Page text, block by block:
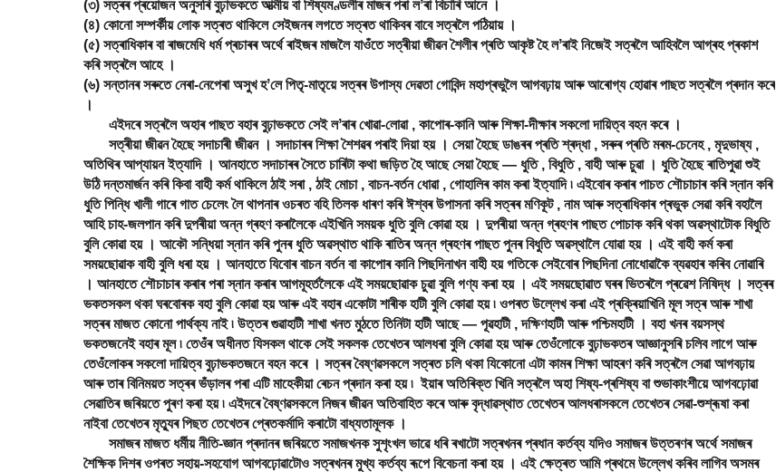
(৩) সত্ৰৰ প্ৰয়োজন অনুসৰি বুঢ়াভকতে আত্মীয় বা শিষ্যমণ্ডলীৰ মাজৰ পৰা লʼৰা বিচাৰি আনে ।
(৪) কোনো সম্পৰ্কীয় লোক সত্ৰত থাকিলে সেইজনৰ লগতে সত্ৰত থাকিবৰ বাবে সত্ৰলৈ পঠিয়ায় ।
(৫) সত্ৰাধিকাৰ বা ৰাজমেধি ধৰ্ম প্ৰচাৰৰ অৰ্থে ৰাইজৰ মাজলৈ যাওঁতে সত্ৰীয়া জীৱন শৈলীৰ প্ৰতি আকৃষ্ট হৈ লʼৰাই নিজেই সত্ৰলৈ আহিবলৈ আগ্ৰহ প্ৰকাশ
কৰি সত্ৰলৈ আহে ।
(৬) সন্তানৰ সৰুতে নেৰা-নেপেৰা অসুখ হʼলে পিতৃ-মাতৃয়ে সত্ৰৰ উপাস্য দেৱতা গোবিন্দ মহাপ্ৰভুলৈ আগবঢ়ায় আৰু আৰোগ্য হোৱাৰ পাছত সত্ৰলৈ প্ৰদান কৰে
।
এইদৰে সত্ৰলৈ অহাৰ পাছত বহাৰ বুঢ়াভকতে সেই লʼৰাৰ খোৱা-লোৱা , কাপোৰ-কানি আৰু শিক্ষা-দীক্ষাৰ সকলো দায়িত্ব বহন কৰে ।
সত্ৰীয়া জীৱন হৈছে সদাচাৰী জীৱন । সদাচাৰৰ শিক্ষা শৈশৱৰ পৰাই দিয়া হয় । সেয়া হৈছে ডাঙৰৰ প্ৰতি শ্ৰদ্ধা , সৰুৰ প্ৰতি মৰম-চেনেহ , মৃদুভাষ্য ,
অতিথিৰ আপ্যায়ন ইত্যাদি । আনহাতে সদাচাৰৰ সৈতে চাৰিটা কথা জড়িত হৈ আছে সেয়া হৈছে ― ধুতি , বিধুতি , বাহী আৰু চুৱা । ধুতি হৈছে ৰাতিপুৱা শুই
উঠি দন্তমাৰ্জন কৰি কিবা বাহী কৰ্ম থাকিলে ঠাই সৰা , ঠাই মোচা , বাচন-বৰ্তন ধোৱা , গোহালিৰ কাম কৰা ইত্যাদি ৷ এইবোৰ কৰাৰ পাচত শৌচাচাৰ কৰি স্নান কৰি
ধুতি পিন্ধি খালী গাৰে গাত চেলেং লৈ থাপনাৰ ওচৰত বহি তিলক ধাৰণ কৰি ঈশ্বৰ উপাসনা কৰি সত্ৰৰ মণিকূট , নাম আৰু সত্ৰাধিকাৰ প্ৰভুক সেৱা কৰি বহালৈ
আহি চাহ-জলপান কৰি দুপৰীয়া অন্ন গ্ৰহণ কৰালৈকে এইখিনি সময়ক ধুতি বুলি কোৱা হয় । দুপৰীয়া অন্ন গ্ৰহণৰ পাছত পোচাক কৰি থকা অৱস্থাটোক বিধুতি
বুলি কোৱা হয় । আকৌ সন্ধিয়া স্নান কৰি পুনৰ ধুতি অৱস্থাত থাকি ৰাতিৰ অন্ন গ্ৰহণৰ পাছত পুনৰ বিধুতি অৱস্থালৈ যোৱা হয় । এই বাহী কৰ্ম কৰা
সময়ছোৱাক বাহী বুলি ধৰা হয় । আনহাতে যিবোৰ বাচন বৰ্তন বা কাপোৰ কানি পিছদিনাখন বাহী হয় গতিকে সেইবোৰ পিছদিনা নোধোৱাকৈ ব্যৱহাৰ কৰিব নোৱাৰি
। আনহাতে শৌচাচাৰ কৰাৰ পৰা স্নান কৰাৰ আগমূহৰ্তলৈকে এই সময়ছোৱাক চুৱা বুলি গণ্য কৰা হয় । এই সময়ছোৱাত ঘৰৰ ভিতৰলৈ প্ৰৱেশ নিষিদ্ধ । সত্ৰৰ
ভকতসকল থকা ঘৰবোৰক বহা বুলি কোৱা হয় আৰু এই বহাৰ একোটা শাৰীক হাটী বুলি কোৱা হয় ৷ ওপৰত উল্লেখ কৰা এই প্ৰক্ৰিয়াখিনি মূল সত্ৰ আৰু শাখা
সত্ৰৰ মাজত কোনো পাৰ্থক্য নাই ৷ উত্তৰ গুৱাহাটী শাখা খনত মুঠতে তিনিটা হাটী আছে ― পূৱহাটী , দক্ষিণহাটী আৰু পশ্চিমহাটী । বহা খনৰ বয়সস্থ
ভকতজনেই বহাৰ মূল ৷ তেওঁৰ অধীনত যিসকল থাকে সেই সকলক তেখেতৰ আলধৰা বুলি কোৱা হয় আৰু তেওঁলোকে বুঢ়াভকতৰ আজ্ঞানুসৰি চলিব লাগে আৰু
তেওঁলোকৰ সকলো দায়িত্ব বুঢ়াভকতজনে বহন কৰে । সত্ৰৰ বৈষ্ণৱসকলে সত্ৰত চলি থকা যিকোনো এটা কামৰ শিক্ষা আহৰণ কৰি সত্ৰলৈ সেৱা আগবঢ়ায়
আৰু তাৰ বিনিময়ত সত্ৰৰ ভঁড়ালৰ পৰা এটি মাহেকীয়া ৰেচন প্ৰদান কৰা হয় ৷ ইয়াৰ অতিৰিক্ত খিনি সত্ৰলৈ অহা শিষ্য-প্ৰশিষ্য বা শুভাকাংশীয়ে আগবঢ়োৱা
সেৱাতিৰ জৰিয়তে পুৰণ কৰা হয় ৷ এইদৰে বৈষ্ণৱসকলে নিজৰ জীৱন অতিবাহিত কৰে আৰু বৃদ্ধাৱস্থাত তেখেতৰ আলধৰাসকলে তেখেতৰ সেৱা-শুশ্ৰূষা কৰা
নাইবা তেখেতৰ মৃত্যুৰ পিছত তেখেতৰ প্ৰেতকৰ্মাদি কৰাটো বাধ্যতামূলক ।
সমাজৰ মাজত ধৰ্মীয় নীতি-জ্ঞান প্ৰদানৰ জৰিয়তে সমাজখনক সুশৃংখল ভাৱে ধৰি ৰখাটো সত্ৰখনৰ প্ৰধান কৰ্তব্য যদিও সমাজৰ উত্তৰণৰ অৰ্থে সমাজৰ
শৈক্ষিক দিশৰ ওপৰত সহায়-সহযোগ আগবঢ়োৱাটোও সত্ৰখনৰ মুখ্য কৰ্তব্য ৰূপে বিবেচনা কৰা হয় । এই ক্ষেত্ৰত আমি প্ৰথমে উল্লেখ কৰিব লাগিব অসমৰ